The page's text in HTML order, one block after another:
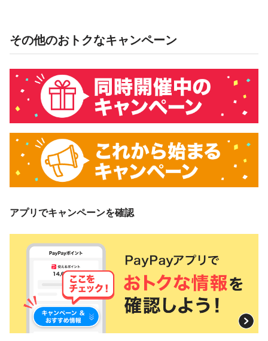
その他のおトクなキャンペーン
アプリでキャンペーンを確認